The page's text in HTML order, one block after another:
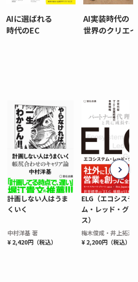
AIに選ばれる
時代のEC
AI実装時代の
世界のクリエ
計画しない人はうま
くいく
中村洋基 著
¥ 2,420円（税込）
ELG（エコシステ
ム・レッド・グロ
ス）
梅木俊成・井上拓海
¥ 2,200円（税込）